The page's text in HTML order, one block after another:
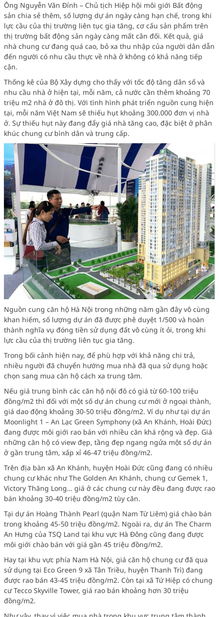
Ông Nguyễn Văn Đính – Chủ tịch Hiệp hội môi giới Bất động
sản chia sẻ thêm, số lượng dự án ngày càng hạn chế, trong khi
lực cầu của thị trường liên tục gia tăng, cơ cấu sản phẩm trên
thị trường bất động sản ngày càng mất cân đối. Kết quả, giá
nhà chung cư đang quá cao, bỏ xa thu nhập của người dân dẫn
đến người có nhu cầu thực về nhà ở không có khả năng tiếp
cận.
Thống kê của Bộ Xây dựng cho thấy với tốc độ tăng dân số và
nhu cầu nhà ở hiện tại, mỗi năm, cả nước cần thêm khoảng 70
triệu m2 nhà ở đô thị. Với tình hình phát triển nguồn cung hiện
tại, mỗi năm Việt Nam sẽ thiếu hụt khoảng 300.000 đơn vị nhà
ở. Sự thiếu hụt này đang đẩy giá nhà tăng cao, đặc biệt ở phân
khúc chung cư bình dân và trung cấp.
Nguồn cung căn hộ Hà Nội trong những năm gần đây vô cùng
khan hiếm, số lượng dự án đã được phê duyệt 1/500 và hoàn
thành nghĩa vụ đóng tiền sử dụng đất vô cùng ít ỏi, trong khi
lực cầu của thị trường liên tục gia tăng.
Trong bối cảnh hiện nay, để phù hợp với khả năng chi trả,
nhiều người đã chuyển hướng mua nhà đã qua sử dụng hoặc
chọn sang mua căn hộ cách xa trung tâm.
Nếu giá trung bình các căn hộ nội đô có giá từ 60-100 triệu
đồng/m2 thì đối với một số dự án chung cư mới ở ngoại thành,
giá dao động khoảng 30-50 triệu đồng/m2. Ví dụ như tại dự án
Moonlight 1 – An Lạc Green Symphony (xã An Khánh, Hoài Đức)
đang được môi giới rao bán với nhiều căn khá rộng và đẹp. Giá
những căn hộ có view đẹp, tầng đẹp ngang ngửa một số dự án
ở gần trung tâm, xấp xỉ 46-47 triệu đồng/m2.
Trên địa bàn xã An Khánh, huyện Hoài Đức cũng đang có nhiều
chung cư khác như The Golden An Khánh, chung cư Gemek 1,
Victory Thăng Long… giá ở các chung cư này đều đang được rao
bán khoảng 30-40 triệu đồng/m2 tùy căn.
Tại dự án Hoàng Thành Pearl (quận Nam Từ Liêm) giá chào bán
trong khoảng 45-50 triệu đồng/m2. Ngoài ra, dự án The Charm
An Hưng của TSQ Land tại khu vực Hà Đông cũng đang được
môi giới chào bán với giá gần 45 triệu đồng/m2.
Hay tại khu vực phía Nam Hà Nội, giá căn hộ chung cư đã qua
sử dụng tại Eco Green 9 xã Tân Triều, huyện Thanh Trì) đang
được rao bán 43-45 triệu đồng/m2. Còn tại xã Tứ Hiệp có chung
cư Tecco Skyville Tower, giá rao bán khoảng hơn 30 triệu
đồng/m2.